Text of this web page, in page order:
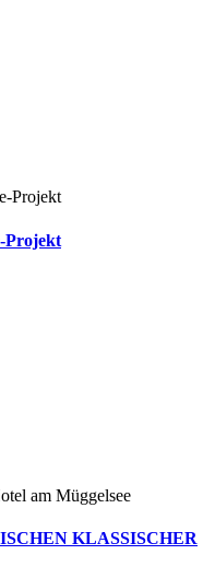
Projekt
KLASSISCHER